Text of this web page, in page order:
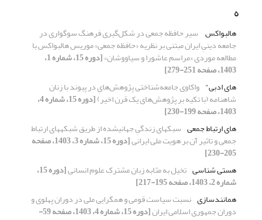
ه
هالبواکس ‏ سیر حافظه جمعی در شکل‌گیری فرهنگ سوگواری در
جامعه دینیِ ایران مبتنی ‌بر نظریه «حافظه جمعی» موریس هالبواکس با
مطالعه موردی «مراسم عاشورا و سیاووشان» [دوره 15، شماره 1،
1403، صفحه 251-279]
های ادبی" واکاوی جامعه‌شناختی پژوهش‌هایِ در پیوند با زنان
شاهنامه (با تکیه بر پژوهش‌های یک قرن اخیر) [دوره 15، شماره 4،
1403، صفحه 199-230]
های ارتباط جمعی سبک‏های زندگیِ جهانی‏شده از طریق شبکه‏های ارتباط‏
جمعی و تاثیر آن بر هویت ملی ایرانی [دوره 15، شماره 3، 1403، صفحه
205-230]
هستی شناسی تخیل به مثابه زبان مشترک علوم انسانی [دوره 15،
شماره 2، 1403، صفحه 195-217]
همانندسازی نسبت سیاست قومی و همگرایی ملی در دوران پهلوی و
دوران جمهوری اسلامی ایران [دوره 15، شماره 4، 1403، صفحه 59-